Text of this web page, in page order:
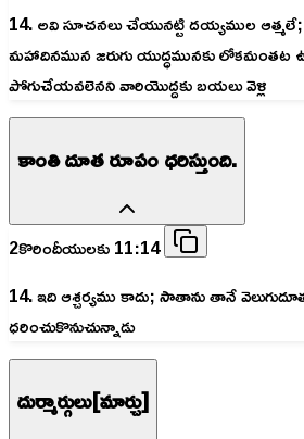
14. అవి సూచనలు చేయునట్టి దయ్యముల
మహాదినమున జరుగు యుద్ధమునకు లోకమంతట
పోగుచేయవలెనని వారియొద్దకు బయలు వెళ్లి
కాంతి దూత రూపం ధరిస్తుంది.
2కొరిందీయులకు 11:14
14. ఇది ఆశ్చర్యము కాదు; సాతాను తానే
ధరించుకొనుచున్నాడు
దుర్మార్గులు[మార్చు]